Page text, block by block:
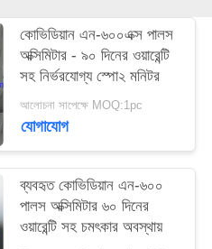
কোভিডিয়ান এন-৬০০এক্স পালস
অক্সিমিটার - ৯০ দিনের ওয়ারেন্টি
সহ নির্ভরযোগ্য স্পো২ মনিটর
আলোচনা সাপেক্ষে MOQ:1pc
যোগাযোগ
ব্যবহৃত কোভিডিয়ান এন-৬০০
পালস অক্সিমিটার ৬০ দিনের
ওয়ারেন্টি সহ চমৎকার অবস্থায়